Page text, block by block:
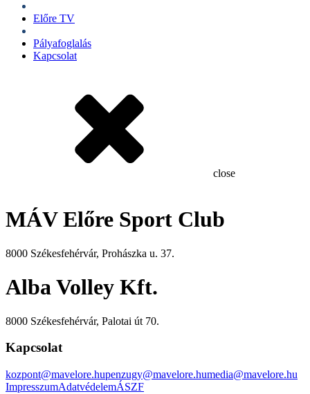
Előre TV
Pályafoglalás
Kapcsolat
close
MÁV Előre Sport Club
8000 Székesfehérvár, Prohászka u. 37.
Alba Volley Kft.
8000 Székesfehérvár, Palotai út 70.
Kapcsolat
kozpont@mavelore.hupenzugy@mavelore.humedia@mavelore.hu
ImpresszumAdatvédelemÁSZF